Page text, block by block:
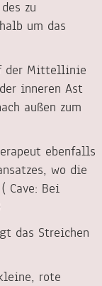
zu
um das
der Mittellinie
inneren Ast
außen zum
ebenfalls
wo die
Cave: Bei
das Streichen
rote